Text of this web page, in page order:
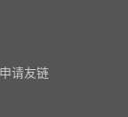
申请友链